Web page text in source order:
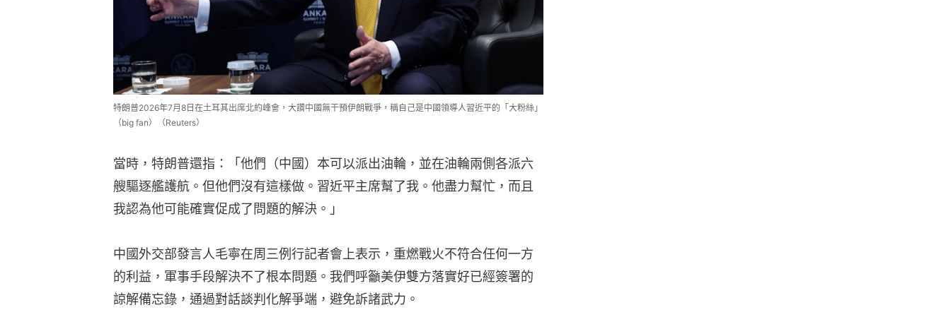
特朗普2026年7月8日在土耳其出席北約峰會，大讚中國無干預伊朗戰爭，稱自己是中國領導人習近平的「大粉絲」
（big fan）（Reuters）
當時，特朗普還指：「他們（中國）本可以派出油輪，並在油輪兩側各派六
艘驅逐艦護航。但他們沒有這樣做。習近平主席幫了我。他盡力幫忙，而且
我認為他可能確實促成了問題的解決。」
中國外交部發言人毛寧在周三例行記者會上表示，重燃戰火不符合任何一方
的利益，軍事手段解決不了根本問題。我們呼籲美伊雙方落實好已經簽署的
諒解備忘錄，通過對話談判化解爭端，避免訴諸武力。